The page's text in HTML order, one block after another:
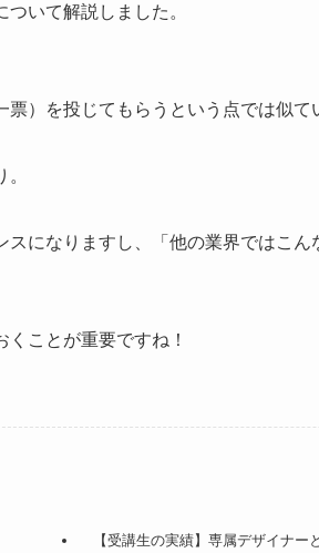
いて解説しました。
）を投じてもらうという点では似て
になりますし、「他の業界ではこ
ことが重要ですね！
【受講生の実績】専属デザイナ